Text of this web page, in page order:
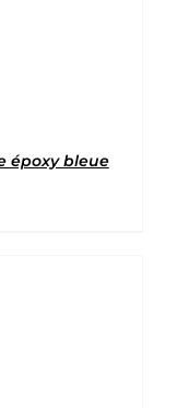
époxy bleue